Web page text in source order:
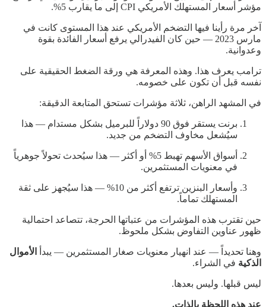
مؤشر أسعار المستهلك الأمريكي CPI إلى ما يقارب 5%.
آخر مرة رأينا فيها التضخم الأمريكي عند هذا المستوى كانت في
مارس 2023 — حين كان الفيدرالي يرفع أسعار الفائدة بقوة
وعدوانية.
ترامب يعرف هذا. وهذه المعرفة هي ورقة الضغط الحقيقية على
نفسه قبل أن تكون على خصومه.
في المشهد الراهن، ثلاثة مؤشرات تستحق المتابعة الدقيقة:
برنت يستقر فوق 90 دولاراً للبرميل بشكل مستدام — هذا
سيُشعل مخاوف التضخم من جديد.
أسواق الأسهم تهبط 5% أو أكثر — هذا سيُحدث تحولاً جوهرياً
في معنويات المستثمرين.
وأسعار البنزين ترتفع أكثر من 10% — هذا سيُجهز على ثقة
المستهلك تماماً.
حين تقترب هذه المؤشرات من عتباتها الحرجة، تتصاعد احتمالية
ظهور عناوين التفاوض بشكل ملحوظ.
وهنا تحديداً — عند انهيار معنويات صغار المستثمرين — يبدأ
الأموال
الذكية في الشراء.
ليس قبلها. وليس بعدها.
عند هذه اللحظة بالذات.